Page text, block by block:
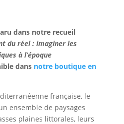
dans notre recueil
du réel : imaginer les
à l’époque
dans notre boutique en
française, le
ensemble de paysages
plaines littorales, leurs